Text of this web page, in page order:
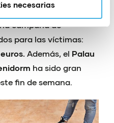
necesarias
de la Comunitat de
campaña de
para las víctimas:
Además, el Palau
ha sido gran
fin de semana.